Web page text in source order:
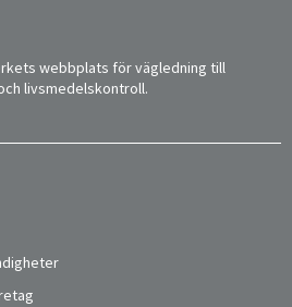
webbplats för vägledning till
livsmedelskontroll.